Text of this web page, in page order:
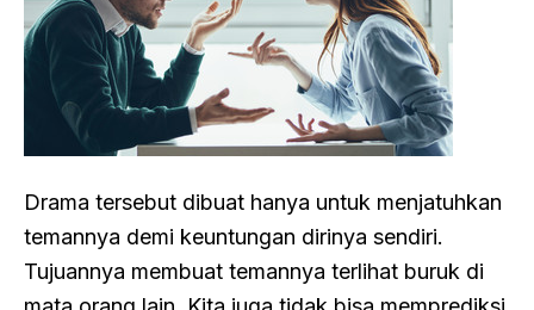
Drama tersebut dibuat hanya untuk menjatuhkan
temannya demi keuntungan dirinya sendiri.
Tujuannya membuat temannya terlihat buruk di